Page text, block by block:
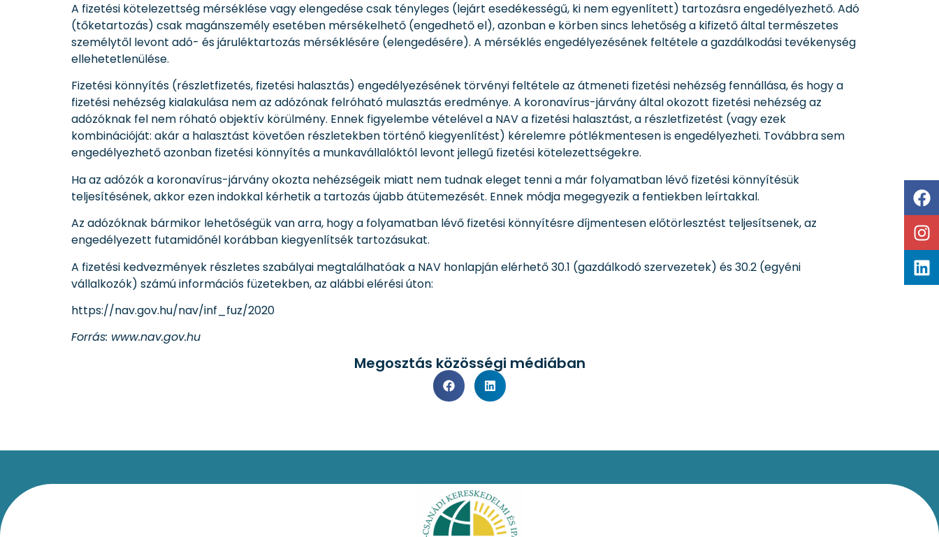
A fizetési kötelezettség mérséklése vagy elengedése csak tényleges (lejárt esedékességű, ki nem egyenlített) tartozásra engedélyezhető. Adó
(tőketartozás) csak magánszemély esetében mérsékelhető (engedhető el), azonban e körben sincs lehetőség a kifizető által természetes
személytől levont adó- és járuléktartozás mérséklésére (elengedésére). A mérséklés engedélyezésének feltétele a gazdálkodási tevékenység
ellehetetlenülése.
Fizetési könnyítés (részletfizetés, fizetési halasztás) engedélyezésének törvényi feltétele az átmeneti fizetési nehézség fennállása, és hogy a
fizetési nehézség kialakulása nem az adózónak felróható mulasztás eredménye. A koronavírus-járvány által okozott fizetési nehézség az
adózóknak fel nem róható objektív körülmény. Ennek figyelembe vételével a NAV a fizetési halasztást, a részletfizetést (vagy ezek
kombinációját: akár a halasztást követően részletekben történő kiegyenlítést) kérelemre pótlékmentesen is engedélyezheti. Továbbra sem
engedélyezhető azonban fizetési könnyítés a munkavállalóktól levont jellegű fizetési kötelezettségekre.
Ha az adózók a koronavírus-járvány okozta nehézségeik miatt nem tudnak eleget tenni a már folyamatban lévő fizetési könnyítésük
teljesítésének, akkor ezen indokkal kérhetik a tartozás újabb átütemezését. Ennek módja megegyezik a fentiekben leírtakkal.
Az adózóknak bármikor lehetőségük van arra, hogy a folyamatban lévő fizetési könnyítésre díjmentesen előtörlesztést teljesítsenek, az
engedélyezett futamidőnél korábban kiegyenlítsék tartozásukat.
A fizetési kedvezmények részletes szabályai megtalálhatóak a NAV honlapján elérhető 30.1 (gazdálkodó szervezetek) és 30.2 (egyéni
vállalkozók) számú információs füzetekben, az alábbi elérési úton:
https://nav.gov.hu/nav/inf_fuz/2020
Forrás: www.nav.gov.hu
Megosztás közösségi médiában